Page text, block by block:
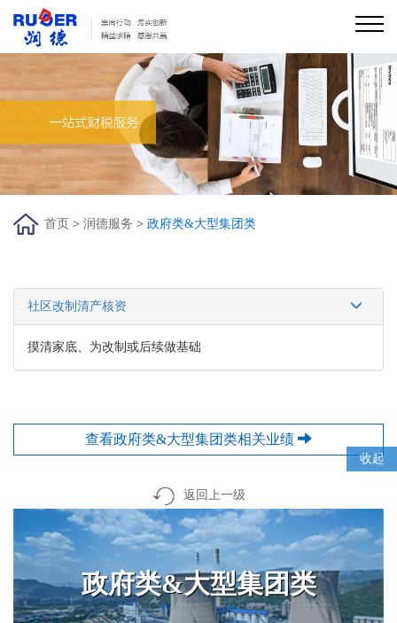
收起
首页
关于润德
润德服务
行业痛点/解决方案
新闻资讯
首页 > 润德服务 > 政府类&大型集团类
社区改制清产核资
摸清家底、为改制或后续做基础
查看政府类&大型集团类相关业绩
返回上一级
政府类&大型集团类